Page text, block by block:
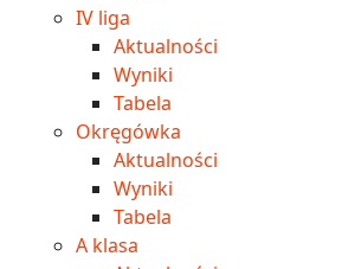
IV liga
Aktualności
Wyniki
Tabela
Okręgówka
Aktualności
Wyniki
Tabela
A klasa